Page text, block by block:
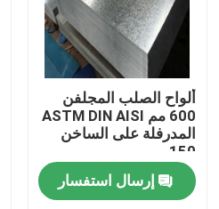
مسكن
منتجات
معلومات عنا
ألواح الصلب المجلفن
600 مم ASTM DIN AISI
المدرفلة على الساخن
150 مم
إرسال استفسار